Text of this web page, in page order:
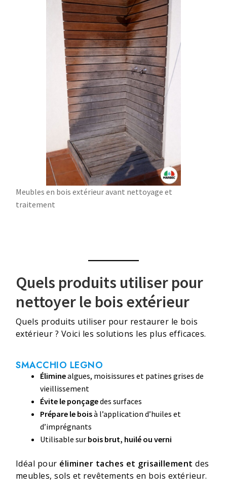
Meubles en bois extérieur avant nettoyage et
traitement
Quels produits utiliser pour
nettoyer le bois extérieur
Quels produits utiliser pour restaurer le bois
extérieur ? Voici les solutions les plus efficaces.
SMACCHIO LEGNO
Éliminealgues, moisissures et patines grises de
vieillissement
Évite le ponçagedes surfaces
Prépare le boisà l’application d’huiles et
d’imprégnants
Utilisable sur bois brut, huilé ou verni
Idéal pour éliminer taches et grisaillement des
meubles, sols et revêtements en bois extérieur.